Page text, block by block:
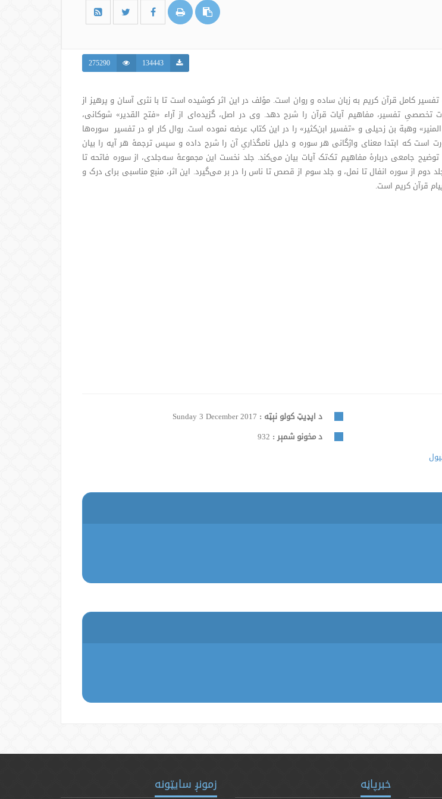
134443
275290
کامل قرآن کریم به زبان ساده و روان است. مؤلف در این اثر کوشیده است تا با نثری آسان و پرهیز از
تخصصیِ تفسیر، مفاهیم آیات قرآن را شرح دهد. وی در اصل، گزیده‌ای از آراء «فتح القدیر» شوکانی،
وهبة بن زحیلی و «تفسیر ابن‌کثیر» را در این کتاب عرضه نموده است. روال کار او در تفسیر سوره‌ها
است که ابتدا معنای واژگانی هر سوره و دلیل نامگذاریِ آن را شرح داده و سپس ترجمۀ هر آیه را بیان
توضیح جامعی دربارۀ مفاهیم تک‌تک آیات بیان می‌کند. جلد نخست این مجموعۀ سه‌جلدی، از سوره فاتحه تا
دوم از سوره انفال تا نمل، و جلد سوم از قصص تا ناس را در بر می‌گیرد. این اثر، منبع مناسبی برای درک و
قرآن کریم است.
د اپډیټ کولو نېټه :
د مخونو شمېر :
خبرپاڼه زمونږ سایټونه